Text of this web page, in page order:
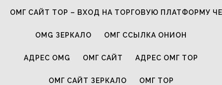
ОМГ САЙТ ТОР – ВХОД НА ТОРГОВУЮ ПЛАТФОРМУ
OMG ЗЕРКАЛО ОМГ ССЫЛКА ОНИОН
АДРЕС OMG ОМГ САЙТ АДРЕС ОМГ ТОР
ОМГ САЙТ ЗЕРКАЛО ОМГ ТОР